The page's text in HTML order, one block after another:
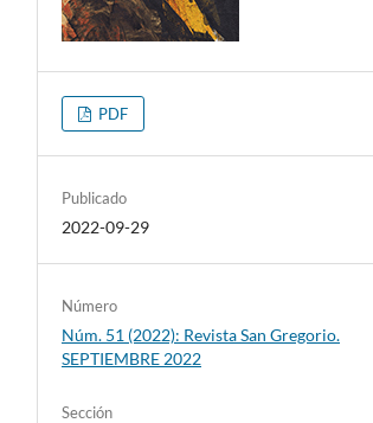
PDF
Publicado
2022-09-29
Número
Núm. 51 (2022): Revista San Gregorio.
SEPTIEMBRE 2022
Sección